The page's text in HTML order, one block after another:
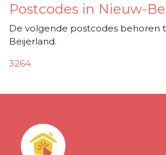
Postcodes in Nieuw-
De volgende postcodes behoren
Beijerland.
3264